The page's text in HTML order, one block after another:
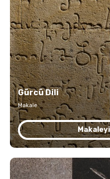
Gürcü Dili
Makale